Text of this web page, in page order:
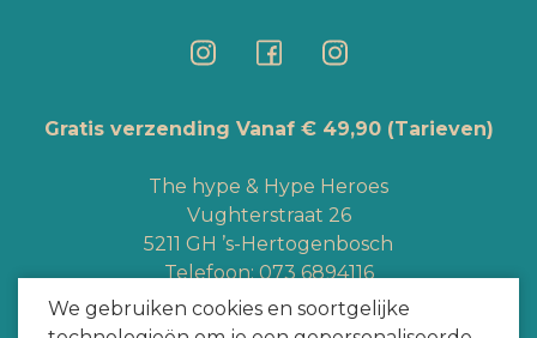
We gebruiken cookies en soortgelijke
Gratis verzending Vanaf € 49,90 (Tarieven)
The hype & Hype Heroes
Vughterstraat 26
5211 GH ’s-Hertogenbosch
Telefoon:073 6894116
Whatsapp:+3165363328
info@hypeheroes.com